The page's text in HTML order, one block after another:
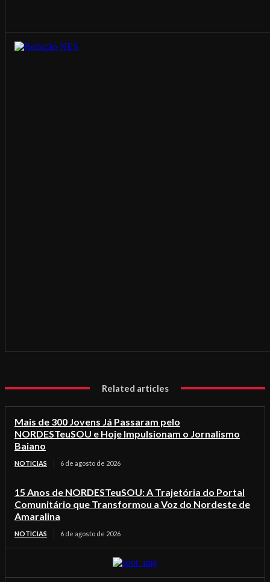
Related articles
Mais de 300 Jovens Já Passaram pelo
NORDESTeuSOU e Hoje Impulsionam o Jornalismo
Baiano
NOTICIAS 6 de agosto de 2026
15 Anos de NORDESTeuSOU: A Trajetória do Portal
Comunitário que Transformou a Voz do Nordeste de
Amaralina
NOTICIAS 6 de agosto de 2026